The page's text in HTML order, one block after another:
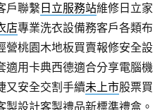
戶聯繫 日立服務站維修日立家
店專業洗衣設備務客戶各類布
營桃園木地板買賣報修安全設
適用卡典西德適合分享電腦機
又安全交割手續未上市股票買
製設計客製禮品新標準禮盒。